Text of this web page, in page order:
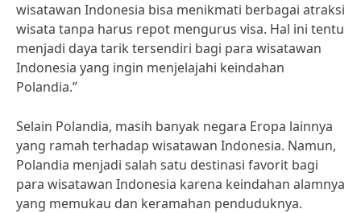
wisatawan Indonesia bisa menikmati berbagai atraksi
wisata tanpa harus repot mengurus visa. Hal ini tentu
menjadi daya tarik tersendiri bagi para wisatawan
Indonesia yang ingin menjelajahi keindahan
Polandia.”
Selain Polandia, masih banyak negara Eropa lainnya
yang ramah terhadap wisatawan Indonesia. Namun,
Polandia menjadi salah satu destinasi favorit bagi
para wisatawan Indonesia karena keindahan alamnya
yang memukau dan keramahan penduduknya.